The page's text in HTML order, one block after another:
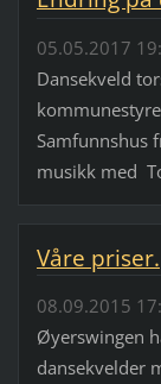
05.05.2017
Dansekveld
Samfunnshus
musikk med
Våre priser.
08.09.2015
Øyerswingen
dansekvelder